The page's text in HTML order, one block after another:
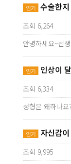
인기 수술한
조회 6,264
안녕하세요~선
인기 인상이
조회 6,334
성형은 왜하나
인기 자신감
조회 9,995